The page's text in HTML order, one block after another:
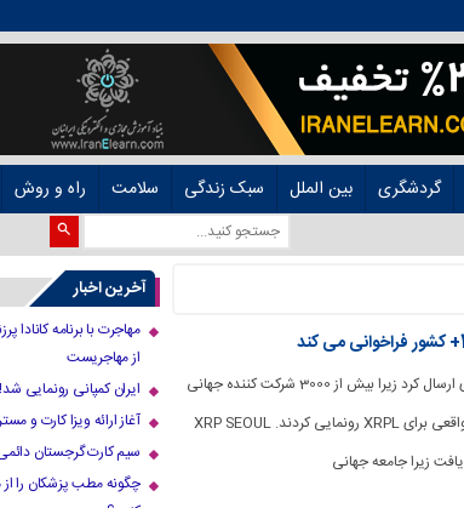
گردشگری بین الملل سبک زندگی سلامت راه و روش
[ad_1] XRP SEOUL 2025 موج های شوک را از طریق دنیای رمزنگاری ارسال کرد زیرا بیش از 3000 شرکت کننده جهانی
از پیشرفت های مهم ، نشانه گذاری و پیشرفت های دارایی در دنیای واقعی برای XRPL رونمایی کردند. XRP SEOUL
آخرین اخبار
مهاجرت با برنامه کانادا
از مهاجریست
ایران کمپانی رونمایی شد!
آغاز ارائه ویزا کارت و مستر
سیم کارت گرجستان دائمی
چگونه مطب پزشکان را